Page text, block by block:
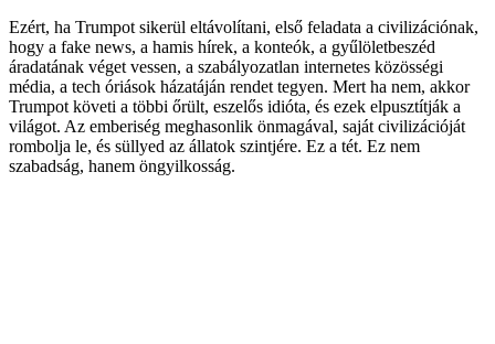
Ezért, ha Trumpot sikerül eltávolítani, első feladata a civilizációnak,
hogy a fake news, a hamis hírek, a konteók, a gyűlöletbeszéd
áradatának véget vessen, a szabályozatlan internetes közösségi
média, a tech óriások házatáján rendet tegyen. Mert ha nem, akkor
Trumpot követi a többi őrült, eszelős idióta, és ezek elpusztítják a
világot. Az emberiség meghasonlik önmagával, saját civilizációját
rombolja le, és süllyed az állatok szintjére. Ez a tét. Ez nem
szabadság, hanem öngyilkosság.